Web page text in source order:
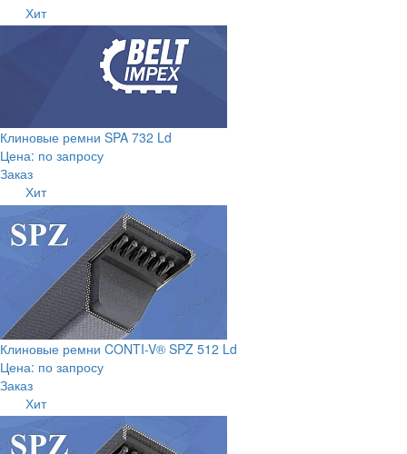
Хит
Клиновые ремни SPA 732 Ld
Цена: по запросу
Заказ
Хит
Клиновые ремни CONTI-V® SPZ 512 Ld
Цена: по запросу
Заказ
Хит